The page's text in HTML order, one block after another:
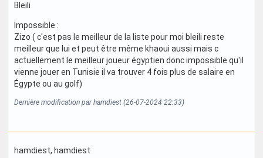
Bleili
Impossible :
Zizo ( c'est pas le meilleur de la liste pour moi bleili reste
meilleur que lui et peut être même khaoui aussi mais c
actuellement le meilleur joueur égyptien donc impossible qu'il
vienne jouer en Tunisie il va trouver 4 fois plus de salaire en
Égypte ou au golf)
Dernière modification par hamdiest (26-07-2024 22:33)
hamdiest, hamdiest